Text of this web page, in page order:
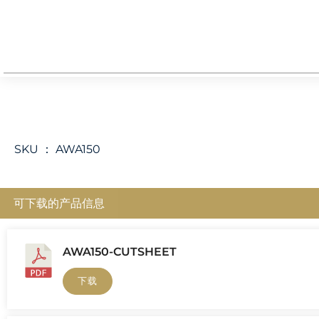
SKU ： AWA150
可下载的产品信息
AWA150-CUTSHEET
下载